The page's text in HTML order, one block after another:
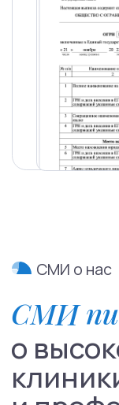
Психиатрия
Направления
Навигация
О нас
Услуги